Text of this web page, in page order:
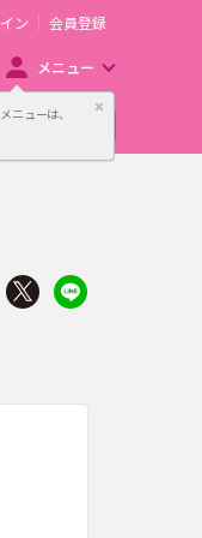
ニューは、
閉じる
ン 会員登録
メニュー
販売サービス
シェア Twitter